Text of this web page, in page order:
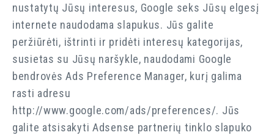
nustatytų Jūsų interesus, Google seks Jūsų elgesį
internete naudodama slapukus. Jūs galite
peržiūrėti, ištrinti ir pridėti interesų kategorijas,
susietas su Jūsų naršykle, naudodami Google
bendrovės Ads Preference Manager, kurį galima
rasti adresu
http://www.google.com/ads/preferences/. Jūs
galite atsisakyti Adsense partnerių tinklo slapuko